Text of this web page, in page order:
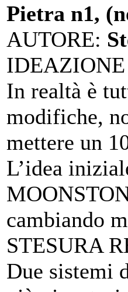
Pietra n1,
AUTORE:
In realtà è
modifiche,
mettere un
L’idea
cambiando
STESURA
Due sistemi